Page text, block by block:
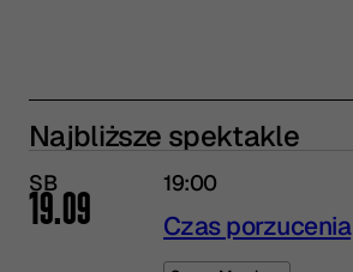
Najbliższe spektakle
SB
19.09
19:00
Czas porzucenia